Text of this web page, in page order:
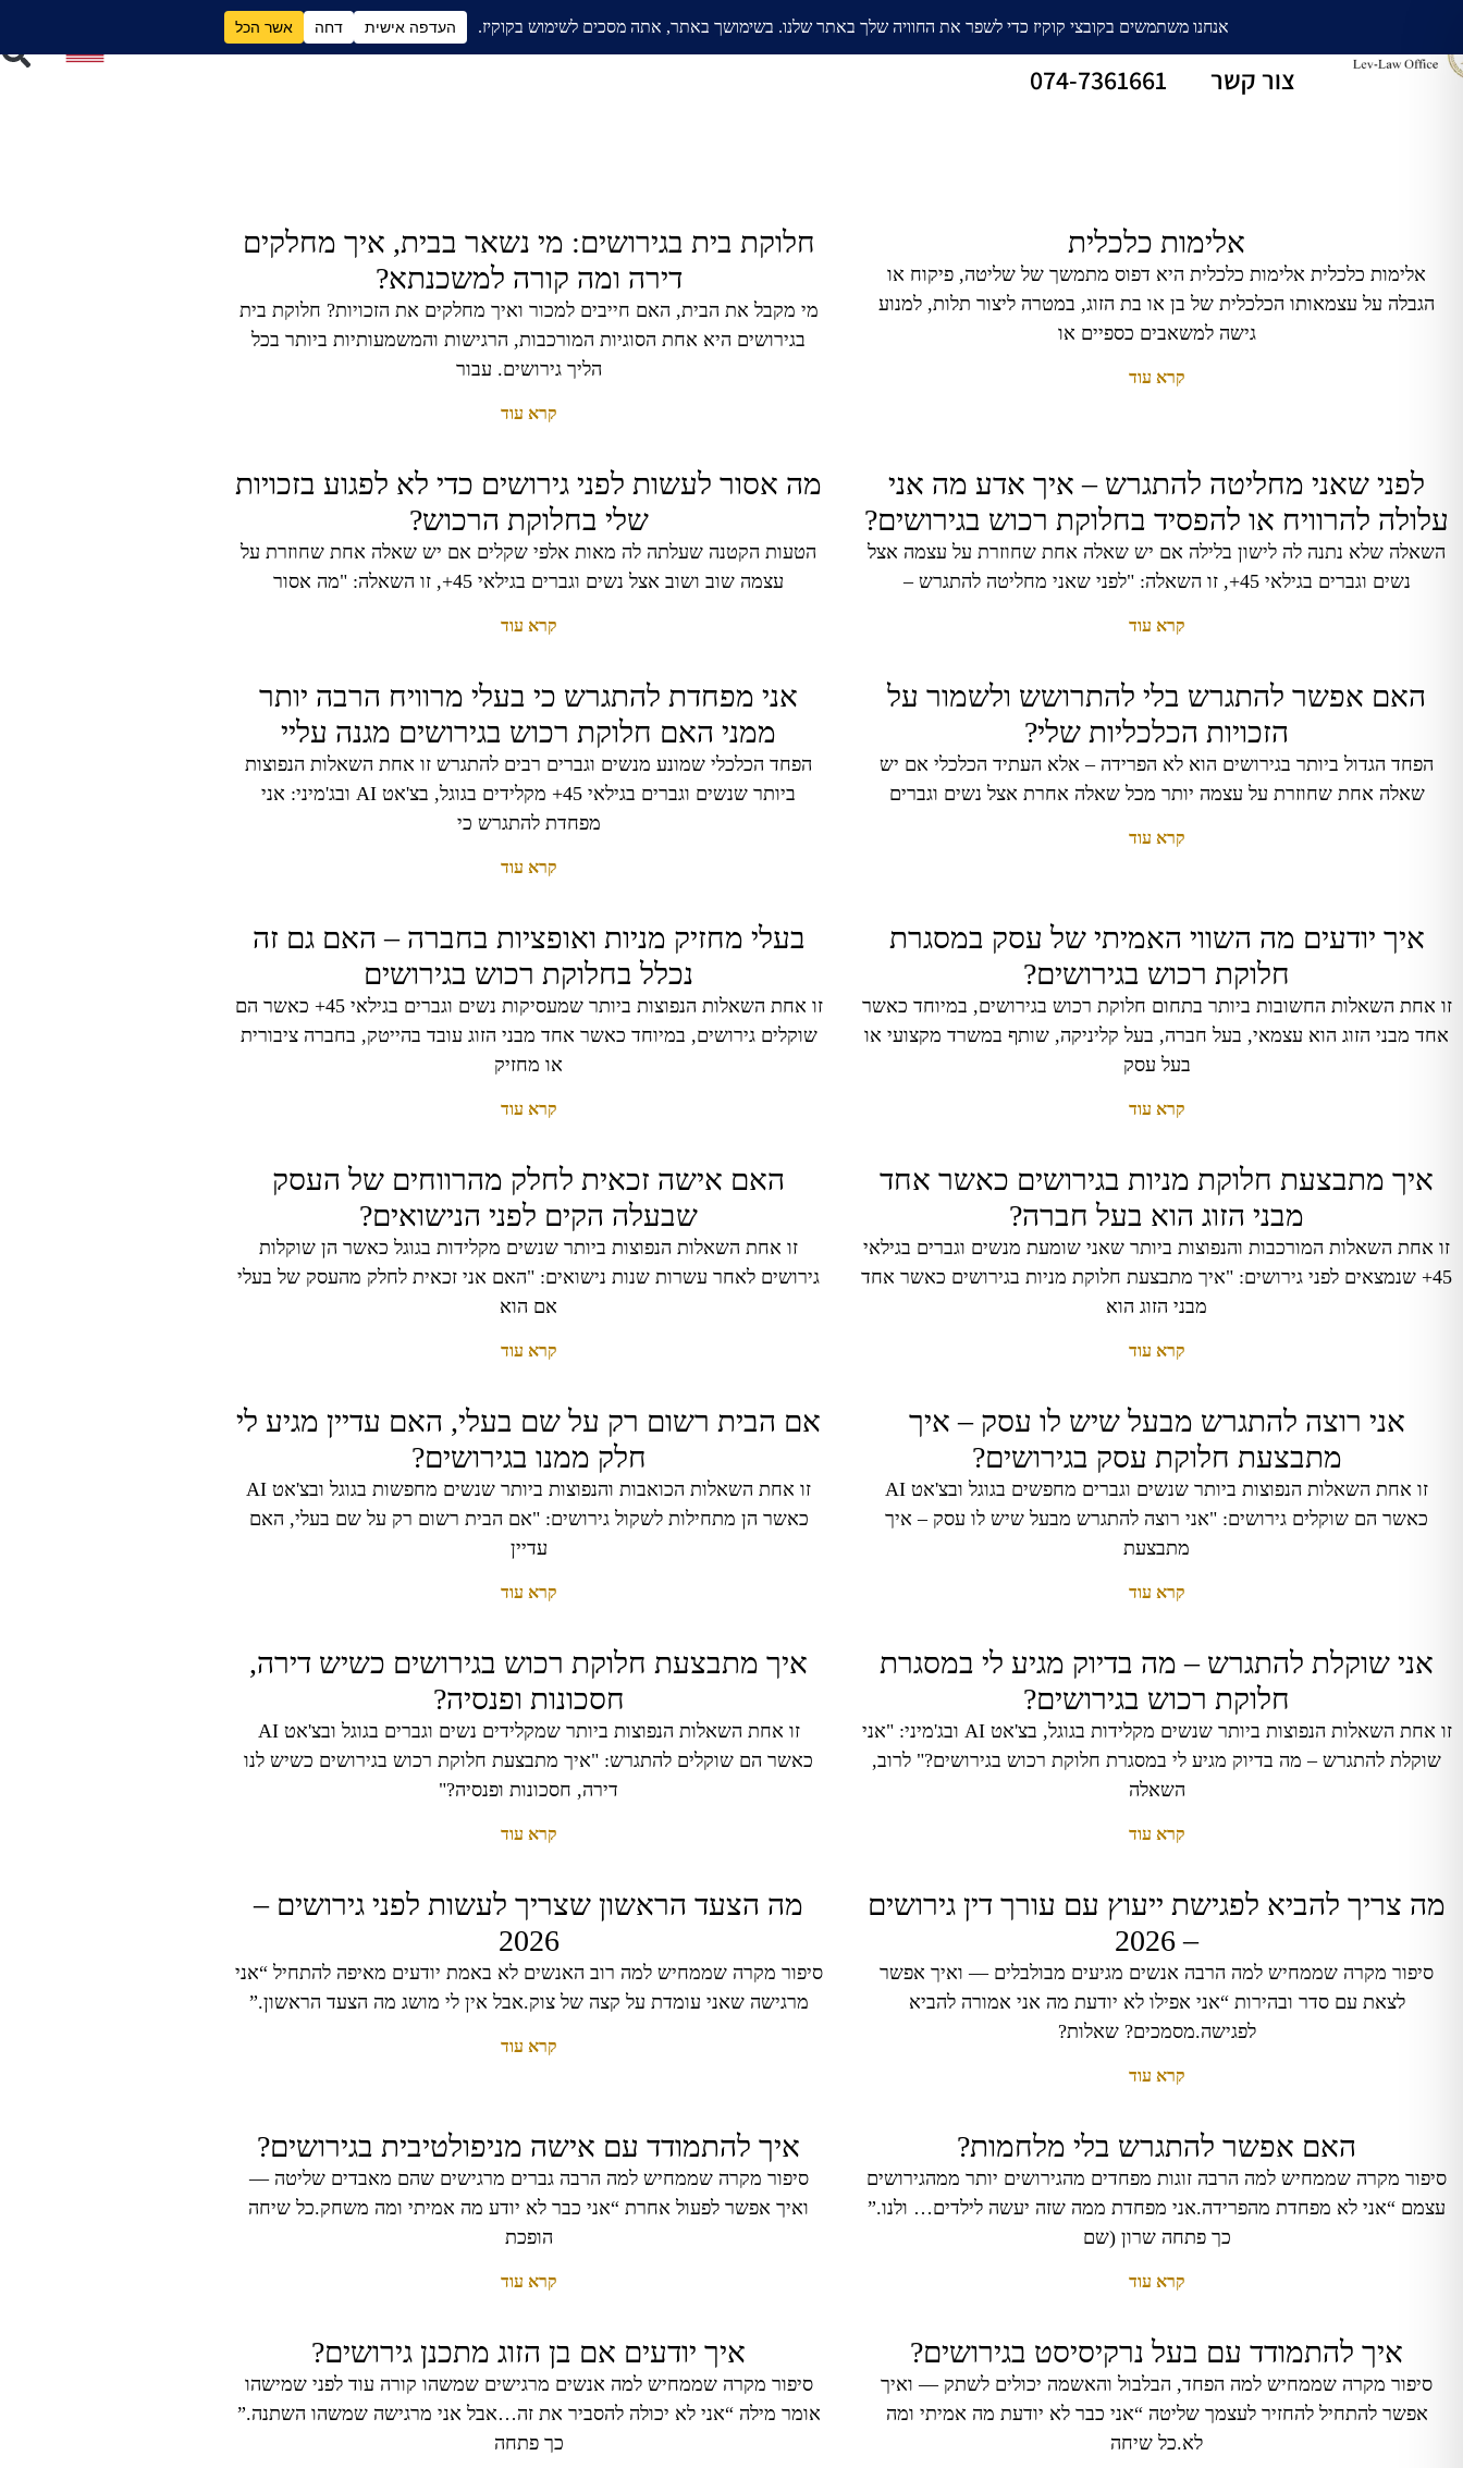
עורך דין גירושין חלוקת רכוש אודות בלוג ממליצים תחומים
גירושים וכסף
צור קשר
074-7361661
אלימות כלכלית
אלימות כלכלית אלימות כלכלית היא דפוס מתמשך של שליטה, פיקוח או
הגבלה על עצמאותו הכלכלית של בן או בת הזוג, במטרה ליצור תלות, למנוע
גישה למשאבים כספיים או
קרא עוד
חלוקת בית בגירושים: מי נשאר בבית, איך מחלקים
דירה ומה קורה למשכנתא?
מי מקבל את הבית, האם חייבים למכור ואיך מחלקים את הזכויות? חלוקת בית
בגירושים היא אחת הסוגיות המורכבות, הרגישות והמשמעותיות ביותר בכל
הליך גירושים. עבור
קרא עוד
לפני שאני מחליטה להתגרש – איך אדע מה אני
עלולה להרוויח או להפסיד בחלוקת רכוש בגירושים?
השאלה שלא נתנה לה לישון בלילה אם יש שאלה אחת שחוזרת על עצמה אצל
נשים וגברים בגילאי 45+, זו השאלה: "לפני שאני מחליטה להתגרש –
קרא עוד
מה אסור לעשות לפני גירושים כדי לא לפגוע בזכויות
שלי בחלוקת הרכוש?
הטעות הקטנה שעלתה לה מאות אלפי שקלים אם יש שאלה אחת שחוזרת על
עצמה שוב ושוב אצל נשים וגברים בגילאי 45+, זו השאלה: "מה אסור
קרא עוד
האם אפשר להתגרש בלי להתרושש ולשמור על
הזכויות הכלכליות שלי?
הפחד הגדול ביותר בגירושים הוא לא הפרידה – אלא העתיד הכלכלי אם יש
שאלה אחת שחוזרת על עצמה יותר מכל שאלה אחרת אצל נשים וגברים
קרא עוד
אני מפחדת להתגרש כי בעלי מרוויח הרבה יותר
ממני האם חלוקת רכוש בגירושים מגנה עליי
הפחד הכלכלי שמונע מנשים וגברים רבים להתגרש זו אחת השאלות הנפוצות
ביותר שנשים וגברים בגילאי 45+ מקלידים בגוגל, בצ'אט AI ובג'מיני: אני
מפחדת להתגרש כי
קרא עוד
איך יודעים מה השווי האמיתי של עסק במסגרת
חלוקת רכוש בגירושים?
זו אחת השאלות החשובות ביותר בתחום חלוקת רכוש בגירושים, במיוחד כאשר
אחד מבני הזוג הוא עצמאי, בעל חברה, בעל קליניקה, שותף במשרד מקצועי או
בעל עסק
קרא עוד
בעלי מחזיק מניות ואופציות בחברה – האם גם זה
נכלל בחלוקת רכוש בגירושים
זו אחת השאלות הנפוצות ביותר שמעסיקות נשים וגברים בגילאי 45+ כאשר הם
שוקלים גירושים, במיוחד כאשר אחד מבני הזוג עובד בהייטק, בחברה ציבורית
או מחזיק
קרא עוד
איך מתבצעת חלוקת מניות בגירושים כאשר אחד
מבני הזוג הוא בעל חברה?
זו אחת השאלות המורכבות והנפוצות ביותר שאני שומעת מנשים וגברים בגילאי
45+ שנמצאים לפני גירושים: "איך מתבצעת חלוקת מניות בגירושים כאשר אחד
מבני הזוג הוא
קרא עוד
האם אישה זכאית לחלק מהרווחים של העסק
שבעלה הקים לפני הנישואים?
זו אחת השאלות הנפוצות ביותר שנשים מקלידות בגוגל כאשר הן שוקלות
גירושים לאחר עשרות שנות נישואים: "האם אני זכאית לחלק מהעסק של בעלי
אם הוא
קרא עוד
אני רוצה להתגרש מבעל שיש לו עסק – איך
מתבצעת חלוקת עסק בגירושים?
זו אחת השאלות הנפוצות ביותר שנשים וגברים מחפשים בגוגל ובצ'אט AI
כאשר הם שוקלים גירושים: "אני רוצה להתגרש מבעל שיש לו עסק – איך
מתבצעת
קרא עוד
אם הבית רשום רק על שם בעלי, האם עדיין מגיע לי
חלק ממנו בגירושים?
זו אחת השאלות הכואבות והנפוצות ביותר שנשים מחפשות בגוגל ובצ'אט AI
כאשר הן מתחילות לשקול גירושים: "אם הבית רשום רק על שם בעלי, האם
עדיין
קרא עוד
אני שוקלת להתגרש – מה בדיוק מגיע לי במסגרת
חלוקת רכוש בגירושים?
זו אחת השאלות הנפוצות ביותר שנשים מקלידות בגוגל, בצ'אט AI ובג'מיני: "אני
שוקלת להתגרש – מה בדיוק מגיע לי במסגרת חלוקת רכוש בגירושים?" לרוב,
השאלה
קרא עוד
איך מתבצעת חלוקת רכוש בגירושים כשיש דירה,
חסכונות ופנסיה?
זו אחת השאלות הנפוצות ביותר שמקלידים נשים וגברים בגוגל ובצ'אט AI
כאשר הם שוקלים להתגרש: "איך מתבצעת חלוקת רכוש בגירושים כשיש לנו
דירה, חסכונות ופנסיה?"
קרא עוד
מה צריך להביא לפגישת ייעוץ עם עורך דין גירושים
– 2026
סיפור מקרה שממחיש למה הרבה אנשים מגיעים מבולבלים — ואיך אפשר
לצאת עם סדר ובהירות “אני אפילו לא יודעת מה אני אמורה להביא
לפגישה.מסמכים? שאלות?
קרא עוד
מה הצעד הראשון שצריך לעשות לפני גירושים –
2026
סיפור מקרה שממחיש למה רוב האנשים לא באמת יודעים מאיפה להתחיל “אני
מרגישה שאני עומדת על קצה של צוק.אבל אין לי מושג מה הצעד הראשון.”
קרא עוד
האם אפשר להתגרש בלי מלחמות?
סיפור מקרה שממחיש למה הרבה זוגות מפחדים מהגירושים יותר ממהגירושים
עצמם “אני לא מפחדת מהפרידה.אני מפחדת ממה שזה יעשה לילדים… ולנו.”
כך פתחה שרון (שם
קרא עוד
איך להתמודד עם אישה מניפולטיבית בגירושים?
סיפור מקרה שממחיש למה הרבה גברים מרגישים שהם מאבדים שליטה —
ואיך אפשר לפעול אחרת “אני כבר לא יודע מה אמיתי ומה משחק.כל שיחה
הופכת
קרא עוד
איך להתמודד עם בעל נרקיסיסט בגירושים?
סיפור מקרה שממחיש למה הפחד, הבלבול והאשמה יכולים לשתק — ואיך
אפשר להתחיל להחזיר לעצמך שליטה “אני כבר לא יודעת מה אמיתי ומה
לא.כל שיחה
איך יודעים אם בן הזוג מתכנן גירושים?
סיפור מקרה שממחיש למה אנשים מרגישים שמשהו קורה עוד לפני שמישהו
אומר מילה “אני לא יכולה להסביר את זה…אבל אני מרגישה שמשהו השתנה.”
כך פתחה